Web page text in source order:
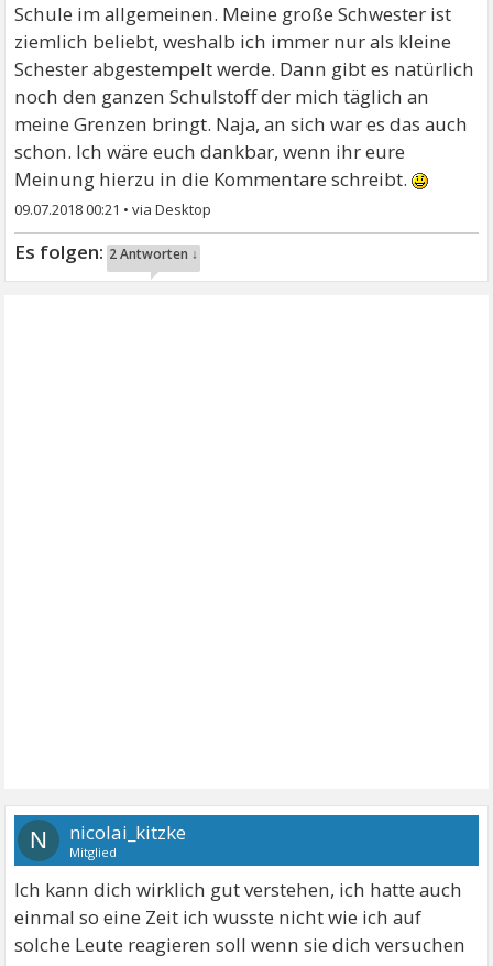
Schule im allgemeinen. Meine große Schwester ist
ziemlich beliebt, weshalb ich immer nur als kleine
Schester abgestempelt werde. Dann gibt es natürlich
noch den ganzen Schulstoff der mich täglich an
meine Grenzen bringt. Naja, an sich war es das auch
schon. Ich wäre euch dankbar, wenn ihr eure
Meinung hierzu in die Kommentare schreibt.
09.07.2018 00:21 •
2 Antworten ↓
N nicolai_kitzke
Mitglied
Ich kann dich wirklich gut verstehen, ich hatte auch
einmal so eine Zeit ich wusste nicht wie ich auf
solche Leute reagieren soll wenn sie dich versuchen